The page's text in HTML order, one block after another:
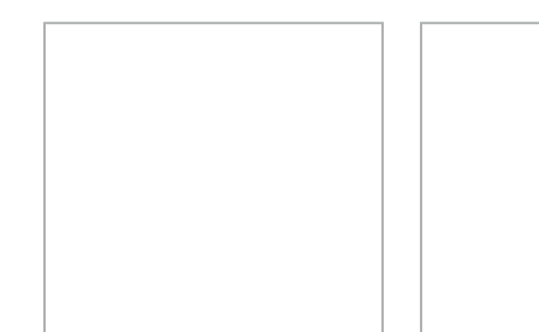
UVC LED Disinfezione dell&prime;Aria